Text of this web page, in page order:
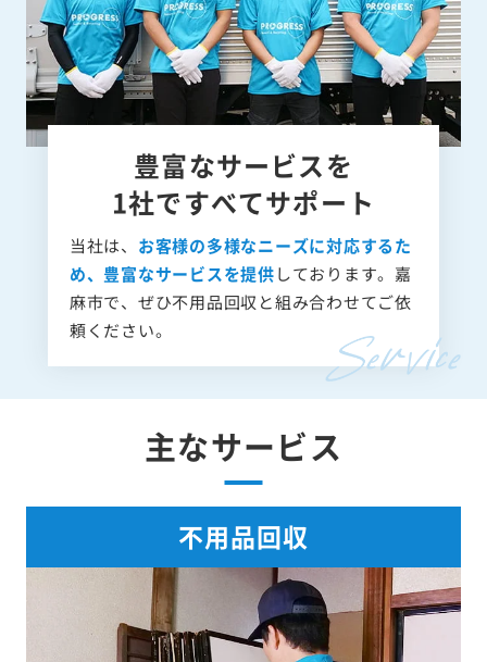
豊富なサービスを
1社ですべてサポート
当社は、 お客様の多様なニーズに対応するた
め、豊富なサービスを提供しております。嘉
麻市で、ぜひ不用品回収と組み合わせてご依
頼ください。
主なサービス
不用品回収